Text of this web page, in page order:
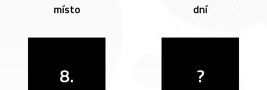
místo dní
8. ?